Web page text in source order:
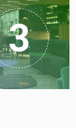
3